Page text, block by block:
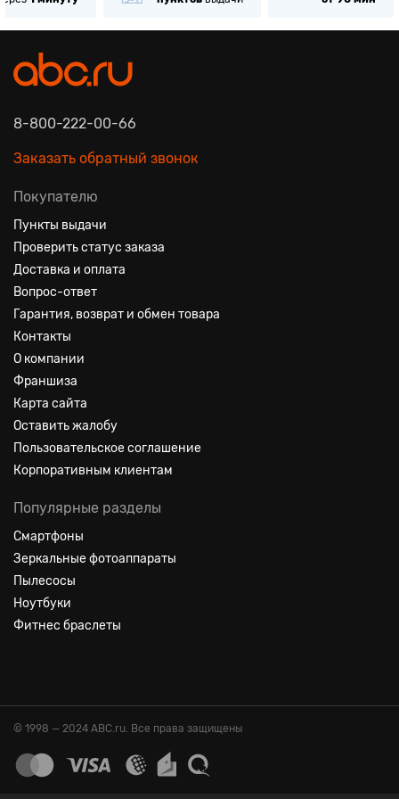
8-800-222-00-66
Заказать обратный звонок
Покупателю
Пункты выдачи
Проверить статус заказа
Доставка и оплата
Вопрос-ответ
Гарантия, возврат и обмен товара
Контакты
О компании
Франшиза
Карта сайта
Оставить жалобу
Пользовательское соглашение
Корпоративным клиентам
Популярные разделы
Смартфоны
Зеркальные фотоаппараты
Пылесосы
Ноутбуки
Фитнес браслеты
© 1998 — 2024 ABC.ru. Все права защищены